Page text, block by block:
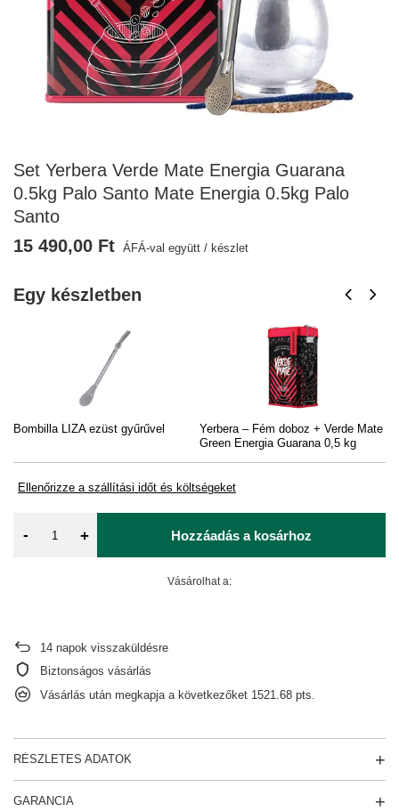
Set Yerbera Verde Mate Energia Guarana
0.5kg Palo Santo Mate Energia 0.5kg Palo
Santo
Egy készletben
Bombilla LIZA ezüst gyűrűvel
Yerbera – Fém doboz + Verde Mate
Green Energia Guarana 0,5 kg
Ellenőrizze a szállítási időt és költségeket
15 490,00 Ft ÁFÁ-val együtt / készlet
- + Hozzáadás a kosárhoz
Vásárolhat a:
14 napok visszaküldésre
Biztonságos vásárlás
Vásárlás után megkapja a következőket 1521.68 pts.
RÉSZLETES ADATOK
GARANCIA